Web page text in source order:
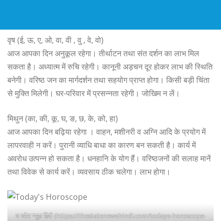
वृष (ई, ऊ, ए, ओ, वा, वी , वु , वे, वो)
आज आपका दिन अनुकूल रहेगा। तीर्थाटन तथा संत दर्शन का लाभ मिल
सकता है। अध्यात्म में रुचि रहेगी। कानूनी अड़चन दूर होकर लाभ की स्थिति
बनेगी। वरिष्ठ जन का मार्गदर्शन तथा सहयोग प्राप्त होगा। किसी बड़ी चिंता
से मुक्ति मिलेगी। घर-परिवार में प्रसन्नता रहेगी। जोखिम न लें।
मिथुन (का, की, कू, घ, ङ, छ, के, को, हा)
आज आपका दिन बढ़िया रहेगा । वाहन, मशीनरी व अग्नि आदि के प्रयोग में
लापरवाही न करें। पुरानी व्याधि बाधा का कारण बन सकती है। कार्य में
अवरोध उत्पन्न हो सकता है। धनहानि के योग हैं। वरिष्ठजनों की सलाह मानें
तथा विवेक से कार्य करें। व्यवसाय ठीक चलेगा। लाभ होगा।
द स्टेट न्यूज़ हिंदी (https://thestatenewshindi.com/todays-horoscope-